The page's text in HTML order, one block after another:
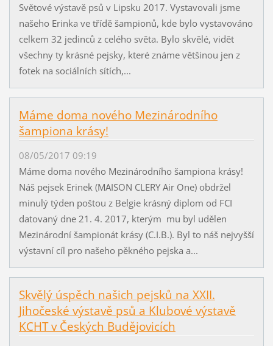
Světové výstavě psů v Lipsku 2017. Vystavovali jsme
našeho Erinka ve třídě šampionů, kde bylo vystavováno
celkem 32 jedinců z celého světa. Bylo skvělé, vidět
všechny ty krásné pejsky, které známe většinou jen z
fotek na sociálních sítích,...
Máme doma nového Mezinárodního
šampiona krásy!
08/05/2017 09:19
Máme doma nového Mezinárodního šampiona krásy!
Náš pejsek Erinek (MAISON CLERY Air One) obdržel
minulý týden poštou z Belgie krásný diplom od FCI
datovaný dne 21. 4. 2017, kterým mu byl udělen
Mezinárodní šampionát krásy (C.I.B.). Byl to náš nejvyšší
výstavní cíl pro našeho pěkného pejska a...
Skvělý úspěch našich pejsků na XXII.
Jihočeské výstavě psů a Klubové výstavě
KCHT v Českých Budějovicích